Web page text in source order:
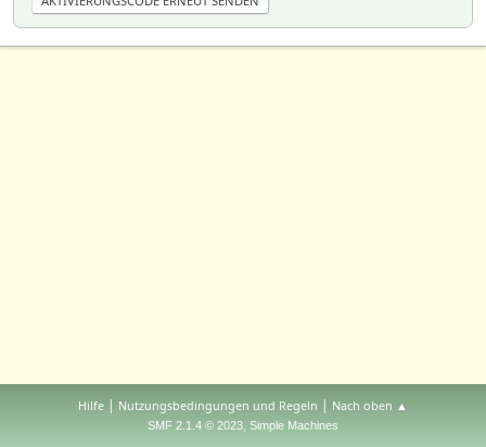
Hilfe | Nutzungsbedingungen und Regeln | Nach oben ▲
SMF 2.1.4 © 2023, Simple Machines